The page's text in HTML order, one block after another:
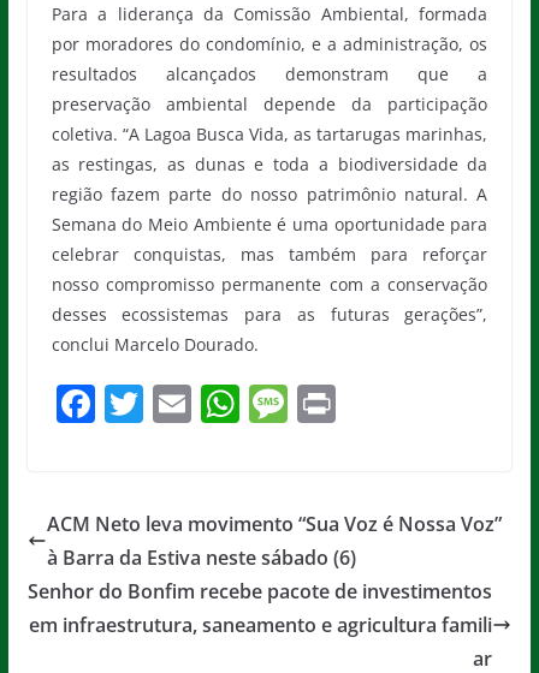
Para a liderança da Comissão Ambiental, formada
por moradores do condomínio, e a administração, os
resultados alcançados demonstram que a
preservação ambiental depende da participação
coletiva. “A Lagoa Busca Vida, as tartarugas marinhas,
as restingas, as dunas e toda a biodiversidade da
região fazem parte do nosso patrimônio natural. A
Semana do Meio Ambiente é uma oportunidade para
celebrar conquistas, mas também para reforçar
nosso compromisso permanente com a conservação
desses ecossistemas para as futuras gerações”,
conclui Marcelo Dourado.
F
e
b
o
o
T
er
E
l
W
s
A
p
p
M
a
g
e
Pr
ACM Neto leva movimento “Sua Voz é Nossa Voz”
à Barra da Estiva neste sábado (6)
Senhor do Bonfim recebe pacote de investimentos
em infraestrutura, saneamento e agricultura famili
ar